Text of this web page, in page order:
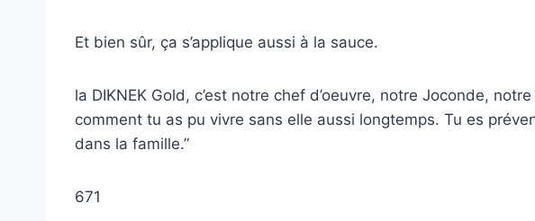
Et bien sûr, ça s’applique aussi à la sauce.
la DIKNEK Gold, c’est notre chef d’oeuvre, notre Joconde,
comment tu as pu vivre sans elle aussi longtemps. Tu es
dans la famille.”
671